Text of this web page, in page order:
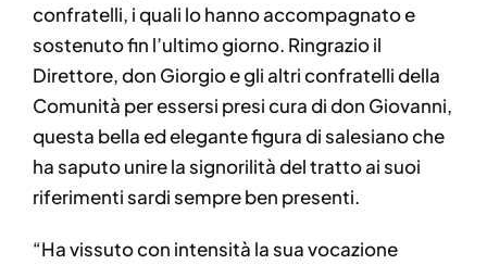
confratelli, i quali lo hanno accompagnato e
sostenuto fin l’ultimo giorno. Ringrazio il
Direttore, don Giorgio e gli altri confratelli della
Comunità per essersi presi cura di don Giovanni,
questa bella ed elegante figura di salesiano che
ha saputo unire la signorilità del tratto ai suoi
riferimenti sardi sempre ben presenti.
“Ha vissuto con intensità la sua vocazione